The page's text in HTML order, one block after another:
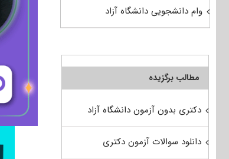
وام دانشجویی دانشگاه آزاد
مطالب برگزیده
دکتری بدون آزمون دانشگاه آزاد
دانلود سوالات آزمون دکتری